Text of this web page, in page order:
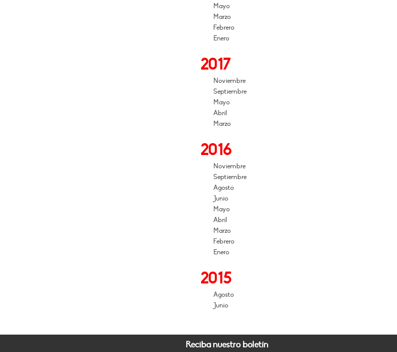
Mayo
Marzo
Febrero
Enero
2017
Noviembre
Septiembre
Mayo
Abril
Marzo
2016
Noviembre
Septiembre
Agosto
Junio
Mayo
Abril
Marzo
Febrero
Enero
2015
Agosto
Junio
Reciba nuestro boletín